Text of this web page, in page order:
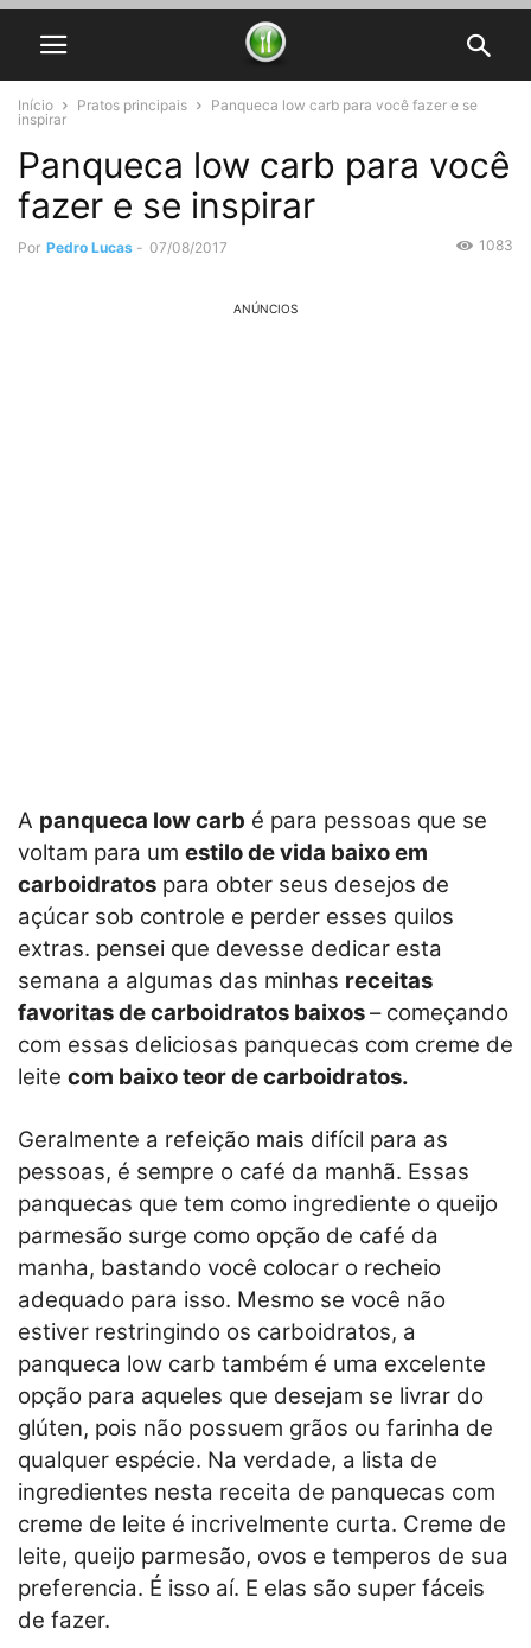
Início Pratos principais
Panqueca low carb para você fazer e se
inspirar
Panqueca low carb para você
fazer e se inspirar
Por Pedro Lucas - 07/08/2017 1083
ANÚNCIOS
A panqueca low carb é para pessoas que se
voltam para um estilo de vida baixo em
carboidratos para obter seus desejos de
açúcar sob controle e perder esses quilos
extras. pensei que devesse dedicar esta
semana a algumas das minhas receitas
favoritas de carboidratos baixos– começando
com essas deliciosas panquecas com creme de
leite com baixo teor de carboidratos.
Geralmente a refeição mais difícil para as
pessoas, é sempre o café da manhã. Essas
panquecas que tem como ingrediente o queijo
parmesão surge como opção de café da
manha, bastando você colocar o recheio
adequado para isso. Mesmo se você não
estiver restringindo os carboidratos, a
panqueca low carb também é uma excelente
opção para aqueles que desejam se livrar do
glúten, pois não possuem grãos ou farinha de
qualquer espécie. Na verdade, a lista de
ingredientes nesta receita de panquecas com
creme de leite é incrivelmente curta. Creme de
leite, queijo parmesão, ovos e temperos de sua
preferencia. É isso aí. E elas são super fáceis
de fazer.